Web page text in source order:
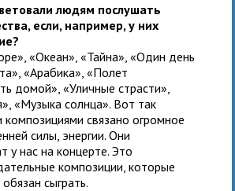
людям послушать
если, например, у них
«Океан», «Тайна», «Один день
«Арабика», «Полет
домой», «Уличные страсти»,
«Музыка солнца». Вот так
композициями связано огромное
силы, энергии. Они
у нас на концерте. Это
композиции, которые
сыграть.